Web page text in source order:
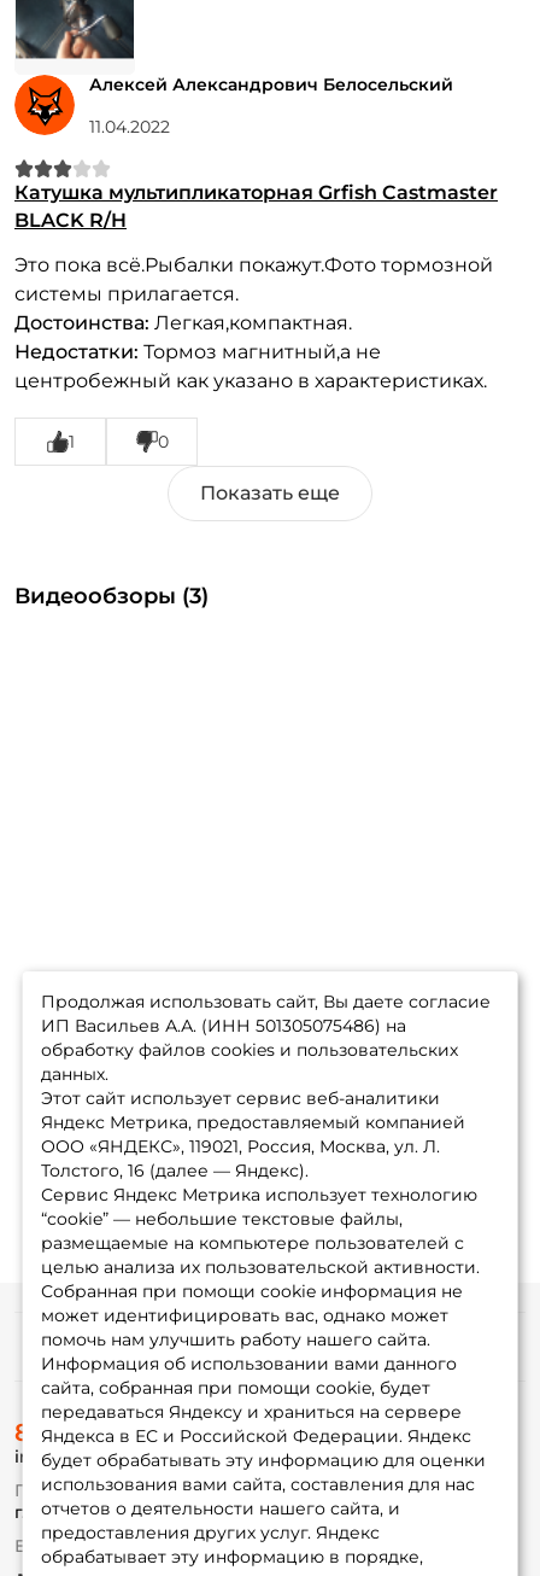
Алексей Александрович Белосельский
11.04.2022
Катушка мультипликаторная Grfish Castmaster
BLACK R/H
Это пока всё.Рыбалки покажут.Фото тормозной
системы прилагается.
Достоинства: Легкая,компактная.
Недостатки: Тормоз магнитный,а не
центробежный как указано в характеристиках.
1 0
Видеообзоры (3)
Продолжая использовать сайт, Вы даете согласие
ИП Васильев А.А. (ИНН 501305075486) на
обработку файлов cookies и пользовательских
данных.
Этот сайт использует сервис веб-аналитики
Яндекс Метрика, предоставляемый компанией
ООО «ЯНДЕКС», 119021, Россия, Москва, ул. Л.
Толстого, 16 (далее — Яндекс).
Сервис Яндекс Метрика использует технологию
“cookie” — небольшие текстовые файлы,
размещаемые на компьютере пользователей с
целью анализа их пользовательской активности.
Собранная при помощи cookie информация не
может идентифицировать вас, однако может
помочь нам улучшить работу нашего сайта.
Информация об использовании вами данного
сайта, собранная при помощи cookie, будет
передаваться Яндексу и храниться на сервере
Яндекса в ЕС и Российской Федерации. Яндекс
будет обрабатывать эту информацию для оценки
использования вами сайта, составления для нас
отчетов о деятельности нашего сайта, и
предоставления других услуг. Яндекс
обрабатывает эту информацию в порядке,
Информация
О магазине
Доставка
Оплата
Fox-bonus
Гуру
Партнерская программа
8 (495) 532-77-88
info@foxfishing.ru
По вопросам с заказом
г. Москва, ул. Плеханова д.7
Ежедневно 10:00 до 20:00